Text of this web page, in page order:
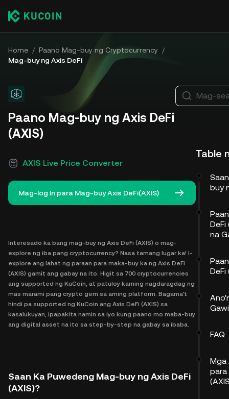
Home / Paano Mag-buy ng Cryptocurrency /
Mag-buy ng Axis DeFi
Paano Mag-buy ng Axis DeFi
(AXIS)
AXIS Live Price Converter
Mag-log In para Mag-buy Axis DeFi(AXIS)
Interesado ka bang mag-buy ng Axis DeFi (AXIS) o mag-
explore ng iba pang cryptocurrency? Nasa tamang lugar ka! I-
explore ang lahat ng paraan para maka-buy ka ng Axis DeFi
(AXIS) gamit ang gabay na ito. Higit sa 700 cryptocurrencies
ang supported ng KuCoin, at patuloy kaming nagdaragdag ng
mas marami pang crypto gem sa aming platform. Bagama't
hindi pa supported ng KuCoin ang Axis DeFi (AXIS) sa
kasalukuyan, ipapakita namin sa iyo kung paano mo maba-buy
ang digital asset na ito sa step-by-step na gabay sa ibaba.
Saan Ka Puwedeng Mag-buy ng Axis DeFi
(AXIS)?
Mag-
Table
buy
na
DeFi
FAQ
Mga
para